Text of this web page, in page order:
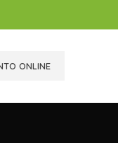
ONLINE